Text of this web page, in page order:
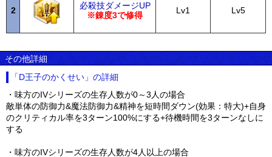
2
必殺技ダメージUP
※錬度3で修得
Lv1 Lv5
その他詳細
「D王子のかくせい」の詳細
・味方のIVシリーズの生存人数が0～3人の場合
敵単体の防御力&魔法防御力&精神を短時間ダウン(効果：特大)+自身
のクリティカル率を3ターン100%にする+待機時間を3ターンなしに
する
・味方のIVシリーズの生存人数が4人以上の場合